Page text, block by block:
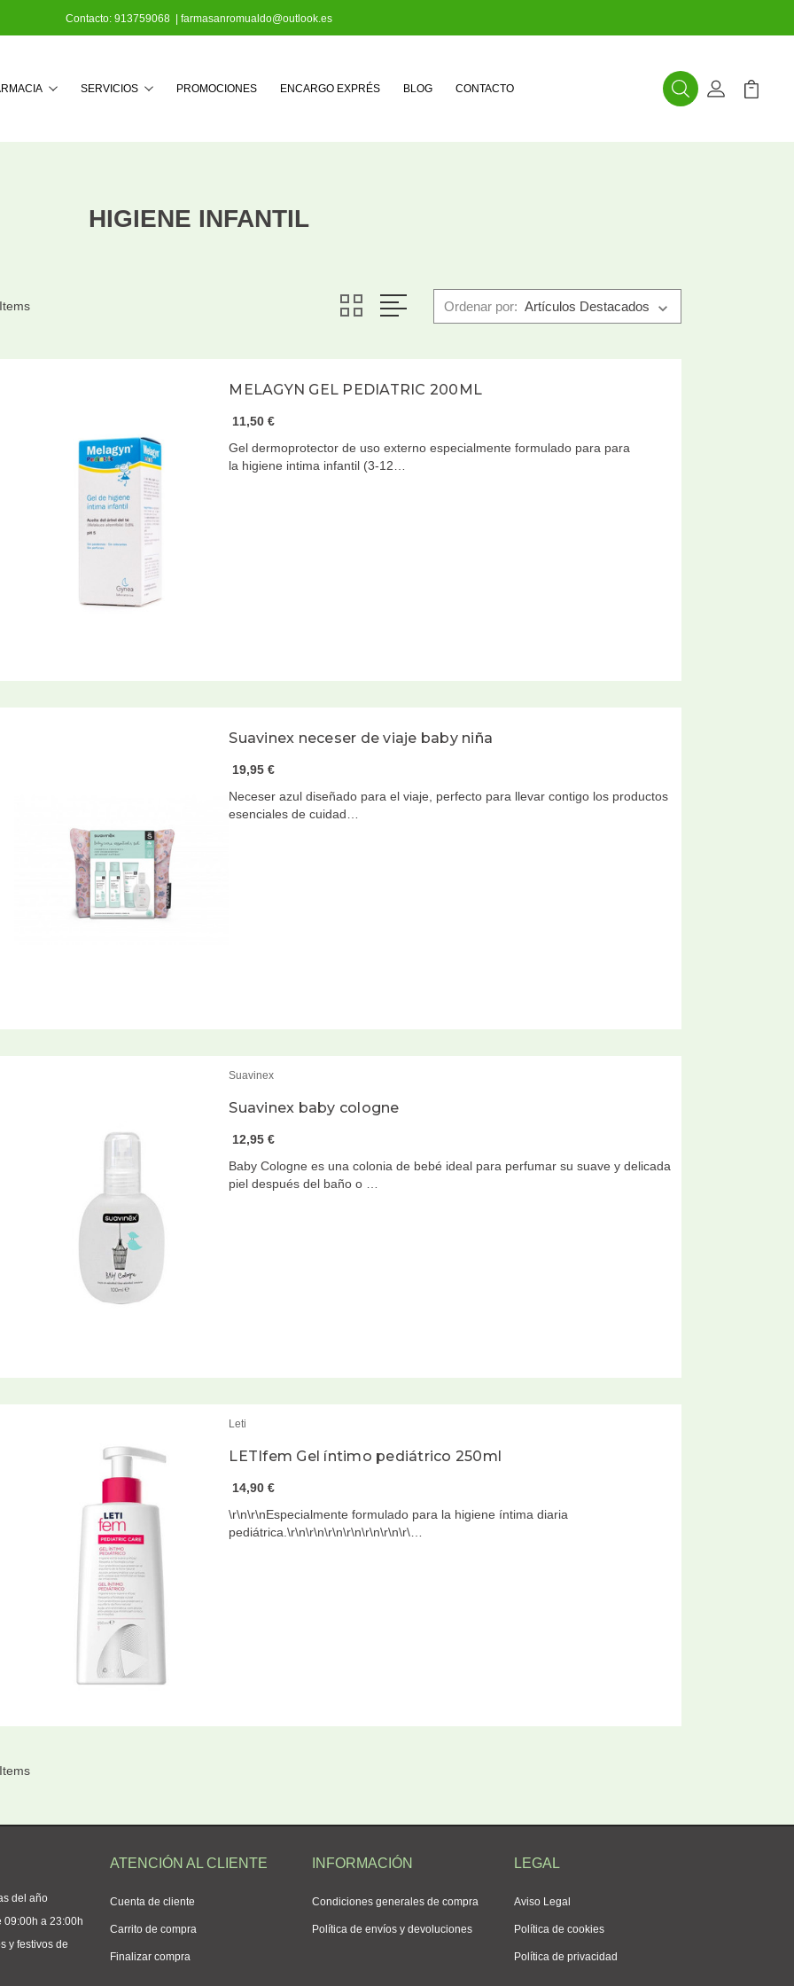
Contacto: 913759068| farmasanromualdo@outlook.es
SERVICIOS PROMOCIONES ENCARGO EXPRÉS BLOG CONTACTO BuscarMi Cuenta
Mi
HIGIENE INFANTIL
Ordenar por:
MELAGYN GEL PEDIATRIC 200ML
11,50 €
Gel dermoprotector de uso externo especialmente formulado para para
la higiene intima infantil (3-12…
Suavinex neceser de viaje baby niña
19,95 €
Neceser azul diseñado para el viaje, perfecto para llevar contigo los productos
esenciales de cuidad…
Suavinex
Suavinex baby cologne
12,95 €
Baby Cologne es una colonia de bebé ideal para perfumar su suave y delicada
piel después del baño o …
Leti
LETIfem Gel íntimo pediátrico 250ml
14,90 €
\r\n\r\nEspecialmente formulado para la higiene íntima diaria
pediátrica.\r\n\r\n\r\n\r\n\r\n\r\n\r\…
del año
09:00h a 23:00h
y festivos de
ATENCIÓN AL CLIENTE
Cuenta de cliente
Carrito de compra
Finalizar compra
INFORMACIÓN
Condiciones generales de compra
Política de envíos y devoluciones
LEGAL
Aviso Legal
Política de cookies
Política de privacidad